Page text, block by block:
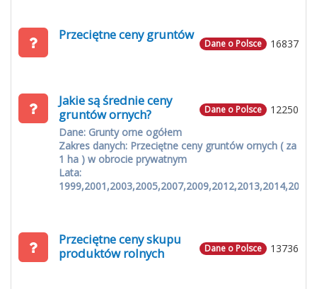
16837
Dane o Polsce
Przeciętne ceny gruntów
12250
Dane o Polsce
Jakie są średnie ceny
gruntów ornych?
Dane: Grunty orne ogółem
Zakres danych: Przeciętne ceny gruntów ornych ( za
1 ha ) w obrocie prywatnym
Lata:
1999,2001,2003,2005,2007,2009,2012,2013,2014,2015
13736
Dane o Polsce
Przeciętne ceny skupu
produktów rolnych